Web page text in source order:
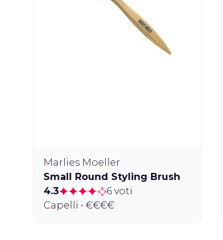
Marlies Moeller
Small Round Styling Brush
4.3
6 voti
Capelli • €€€€